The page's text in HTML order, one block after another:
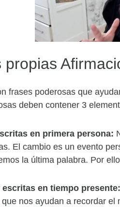
propias
frases poderosas que
deben contener 3
en primera persona:
El cambio es un evento
la última palabra. Por
escritas en tiempo presente:
nos ayudan a recordar